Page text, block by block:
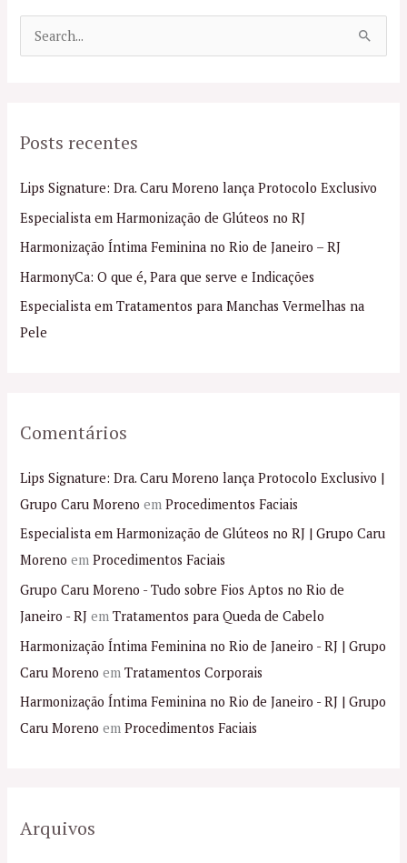
u
s
a
r
p
o
r
Posts recentes
Lips Signature: Dra. Caru Moreno lança Protocolo Exclusivo
Especialista em Harmonização de Glúteos no RJ
Harmonização Íntima Feminina no Rio de Janeiro – RJ
HarmonyCa: O que é, Para que serve e Indicações
Especialista em Tratamentos para Manchas Vermelhas na
Pele
Comentários
Lips Signature: Dra. Caru Moreno lança Protocolo Exclusivo |
Grupo Caru Moreno emProcedimentos Faciais
Especialista em Harmonização de Glúteos no RJ | Grupo Caru
Moreno emProcedimentos Faciais
Grupo Caru Moreno - Tudo sobre Fios Aptos no Rio de
Janeiro - RJ emTratamentos para Queda de Cabelo
Harmonização Íntima Feminina no Rio de Janeiro - RJ | Grupo
Caru Moreno emTratamentos Corporais
Harmonização Íntima Feminina no Rio de Janeiro - RJ | Grupo
Caru Moreno emProcedimentos Faciais
Arquivos